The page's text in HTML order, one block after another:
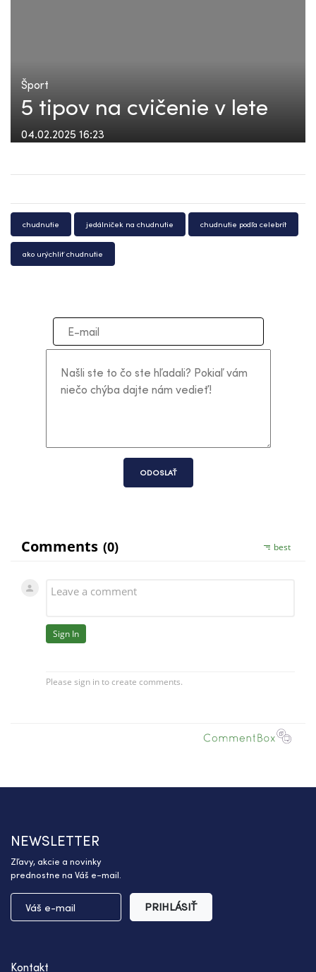
Šport
5 tipov na cvičenie v lete
04.02.2025 16:23
chudnutie jedálniček na chudnutie chudnutie podľa celebrít
ako urýchliť chudnutie
ODOSLAŤ
NEWSLETTER
Zľavy, akcie a novinky
prednostne na Váš e-mail.
PRIHLÁSIŤ
Kontakt